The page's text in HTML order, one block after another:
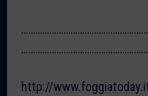
http://